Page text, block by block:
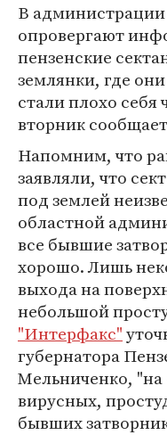
В
опровергают
пензенские
землянки, где
стали плохо себя
вторник
Напомним, что
заявляли, что
под землей
областной
все бывшие
хорошо. Лишь
выхода на
небольшой
"Интерфакс"
губернатора
Мельниченко, "на
вирусных,
бывших